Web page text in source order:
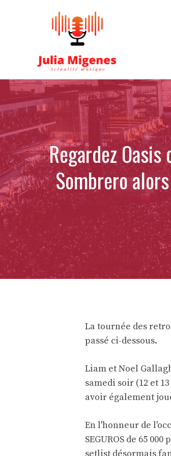
Regardez
Sombrero
La tournée des
passé ci-dessous.
Liam et Noel
samedi soir (12 et
avoir également
En l'honneur de
SEGUROS de 65